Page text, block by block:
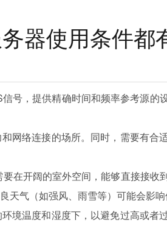
器使用条件都
号，提供精确时间和频率参考源的
网络连接的场所。同时，需要有合
在开阔的室外空间，能够直接接收
气（如强风、雨雪等）可能会影响
境温度和湿度下，以避免过高或者